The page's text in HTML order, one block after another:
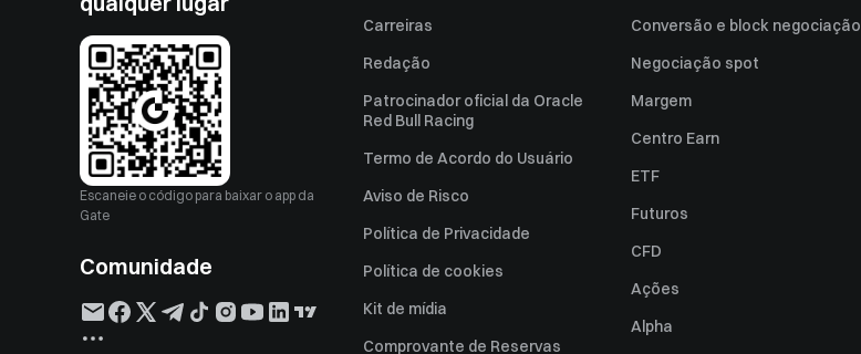
Escaneie o código para baixar o app da
Gate
Comunidade
Carreiras
Redação
Patrocinador oficial da Oracle
Red Bull Racing
Termo de Acordo do Usuário
Aviso de Risco
Política de Privacidade
Política de cookies
Kit de mídia
Comprovante de Reservas
Conversão e block negociação
Negociação spot
Margem
Centro Earn
ETF
Futuros
CFD
Ações
Alpha